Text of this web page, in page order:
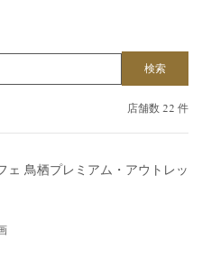
検索
店舗数 22 件
ェ 鳥栖プレミアム・アウトレッ